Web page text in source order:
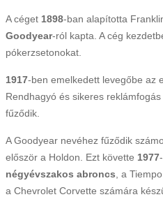
A céget 1898-ban alapította
Goodyear-ról kapta. A cég
pókerzsetonokat.
1917-ben emelkedett levegőbe az
Rendhagyó és sikeres reklámfogás
fűződik.
A Goodyear nevéhez fűződik
először a Holdon. Ezt követte 1977
négyévszakos abroncs , a
a Chevrolet Corvette számára